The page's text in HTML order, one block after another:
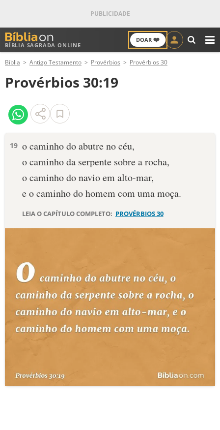
BÍBLIA SAGRADA ONLINE
DOAR ❤️
ANTIGO TESTAMENTO
NOVO TESTAMENTO
VERSÍCULOS
PALAVRA DO DIA
SALMO DO DIA
DEVOCIONAL DIÁRIO
ESTUDOS BÍBLICOS
ESBOÇOS DE PREGAÇÃO
TEMAS
PERGUNTE À BÍBLIA
QUEM SOMOS
Bíblia Antigo Testamento Provérbios Provérbios 30
Provérbios 30:19
19 o caminho do abutre no céu,
o caminho da serpente sobre a rocha,
o caminho do navio em alto-mar,
e o caminho do homem com uma moça.
LEIA O CAPÍTULO COMPLETO: PROVÉRBIOS 30